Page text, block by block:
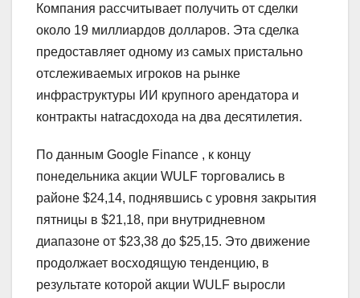
Компания рассчитывает получить от сделки
около 19 миллиардов долларов. Эта сделка
предоставляет одному из самых пристально
отслеживаемых игроков на рынке
инфраструктуры ИИ крупного арендатора и
контракты наtracдохода на два десятилетия.
По данным Google Finance , к концу
понедельника акции WULF торговались в
районе $24,14, поднявшись с уровня закрытия
пятницы в $21,18, при внутридневном
диапазоне от $23,38 до $25,15. Это движение
продолжает восходящую тенденцию, в
результате которой акции WULF выросли